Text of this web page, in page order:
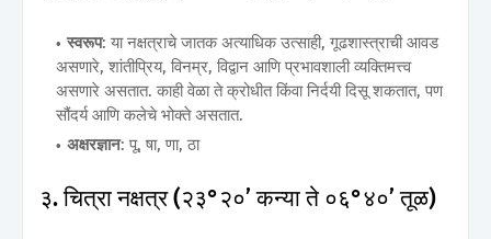
स्वरूप: या नक्षत्राचे जातक अत्याधिक उत्साही, गूढशास्त्राची आवड
असणारे, शांतीप्रिय, विनम्र, विद्वान आणि प्रभावशाली व्यक्तिमत्त्व
असणारे असतात. काही वेळा ते क्रोधीत किंवा निर्दयी दिसू शकतात, पण
सौंदर्य आणि कलेचे भोक्ते असतात.
अक्षरज्ञान: पू, षा, णा, ठा
३. चित्रा नक्षत्र (२३°२०’ कन्या ते ०६°४०’ तूळ)